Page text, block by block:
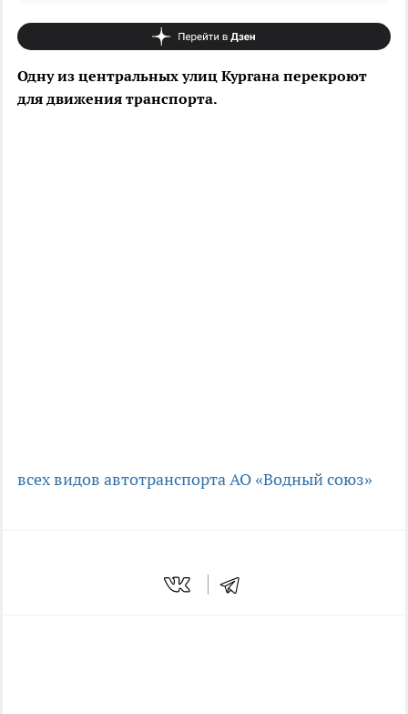
Одну из центральных улиц Кургана перекроют
для движения транспорта.
всех видов автотранспортаАО «Водный союз»